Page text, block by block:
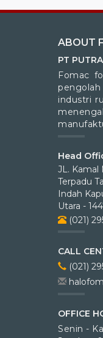
ABOUT
PT
Fomac
industri
Head
JL. Kamal
Terpadu
Indah
Utara -
(021)
CALL
(021)
OFFICE
Senin -